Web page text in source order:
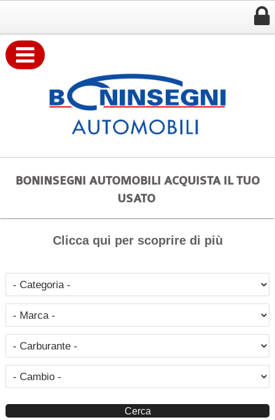


BONINSEGNI AUTOMOBILI ACQUISTA IL TUO
USATO
Clicca qui per scoprire di più